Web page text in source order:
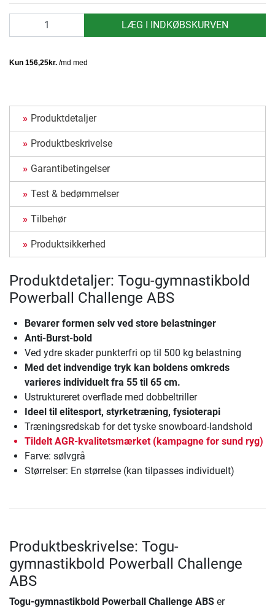
LÆG I INDKØBSKURVEN
Produktdetaljer
Produktbeskrivelse
Garantibetingelser
Test & bedømmelser
Tilbehør
Produktsikkerhed
Produktdetaljer: Togu-gymnastikbold
Powerball Challenge ABS
Bevarer formen selv ved store belastninger
Anti-Burst-bold
Ved ydre skader punkterfri op til 500 kg belastning
Med det indvendige tryk kan boldens omkreds
varieres individuelt fra 55 til 65 cm.
Ustruktureret overflade med dobbeltriller
Ideel til elitesport, styrketræning, fysioterapi
Træningsredskab for det tyske snowboard-landshold
Tildelt AGR-kvalitetsmærket (kampagne for sund ryg)
Farve: sølvgrå
Størrelser: En størrelse (kan tilpasses individuelt)
Produktbeskrivelse: Togu-
gymnastikbold Powerball Challenge
ABS
Togu-gymnastikbold Powerball Challenge ABS er